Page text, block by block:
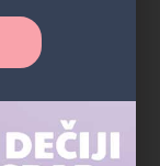
morali
lako da
opušteno i